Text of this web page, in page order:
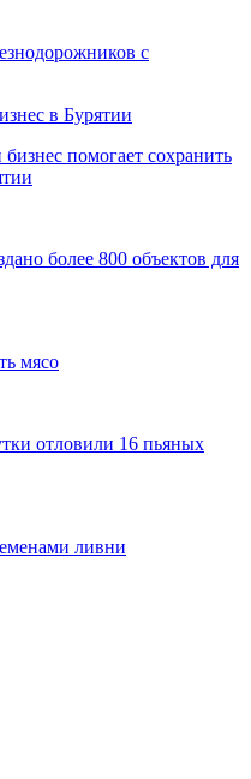
с
в Бурятии
помогает сохранить
более 800 объектов для
мясо
отловили 16 пьяных
ливни